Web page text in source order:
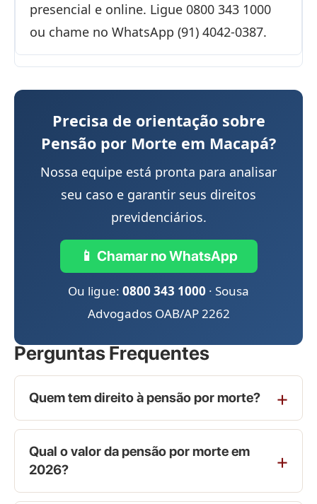
presencial e online. Ligue 0800 343 1000
ou chame no WhatsApp (91) 4042-0387.
Precisa de orientação sobre
Pensão por Morte em Macapá?
Nossa equipe está pronta para analisar
seu caso e garantir seus direitos
previdenciários.
📱 Chamar no WhatsApp
Ou ligue: 0800 343 1000 · Sousa
Advogados OAB/AP 2262
Perguntas Frequentes
Quem tem direito à pensão por morte?
Qual o valor da pensão por morte em
2026?